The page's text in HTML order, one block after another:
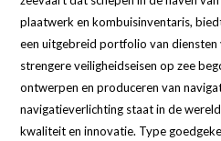
plaatwerk en kombuisinventaris,
een uitgebreid portfolio van
strengere veiligheidseisen op zee
ontwerpen en produceren van
navigatieverlichting staat in de
kwaliteit en innovatie. Type